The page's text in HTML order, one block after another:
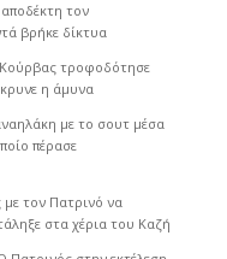
τον
βρήκε δίκτυα
Κούρβας τροφοδότησε
η άμυνα
με το σουτ μέσα
πέρασε
με τον Πατρινό να
στα χέρια του Καζή